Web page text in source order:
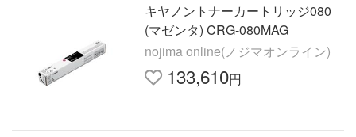
キヤノントナーカートリッジ080
(マゼンタ) CRG-080MAG
nojima online(ノジマオンライン)
133,610円